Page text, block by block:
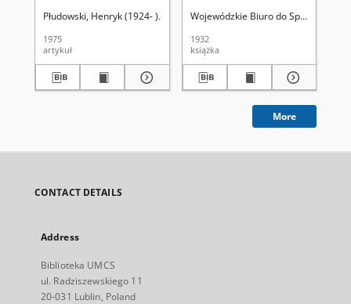
Płudowski, Henryk (1924- ) Wierzbicki, Tadeusz (1946- )
1975
artykuł
Wojewódzkie Biuro do Spraw
1932
książka
More
CONTACT DETAILS
Address
Biblioteka UMCS
ul. Radziszewskiego 11
20-031 Lublin, Poland